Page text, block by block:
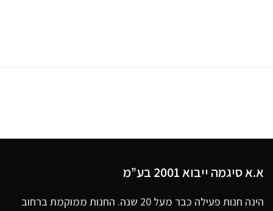
א.א סיגמה ייבוא 2001 בע”מ
הינה חנות פעילה כבר מעל 20 שנה. החנות ממוקמת ברחוב